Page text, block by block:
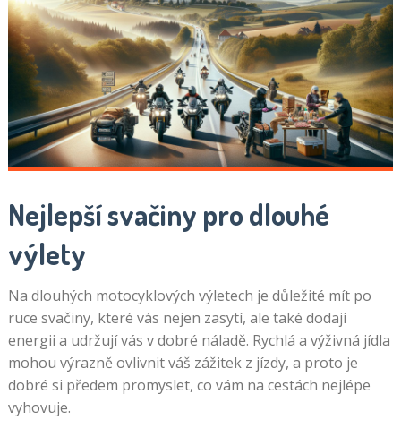
Nejlepší svačiny pro dlouhé
výlety
Na dlouhých motocyklových výletech je důležité mít po
ruce svačiny, které vás nejen zasytí, ale také dodají
energii a udržují vás v dobré náladě. Rychlá a výživná jídla
mohou výrazně ovlivnit váš zážitek z jízdy, a proto je
dobré si předem promyslet, co vám na cestách nejlépe
vyhovuje.